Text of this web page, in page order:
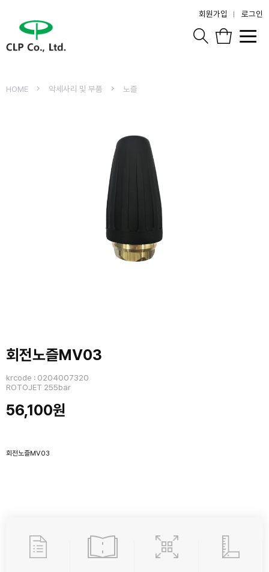
회원가입 로그인
HOME 악세사리 및 부품 노즐
회전노즐MV03
krcode : 0204007320
ROTOJET 255bar
56,100원
회전노즐MV03